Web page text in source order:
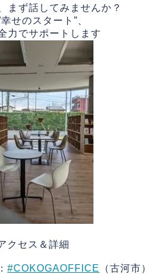
まず話してみませんか？
せのスタート”、
力でサポートします
クセス＆詳細
#COKOGAOFFICE （古河市